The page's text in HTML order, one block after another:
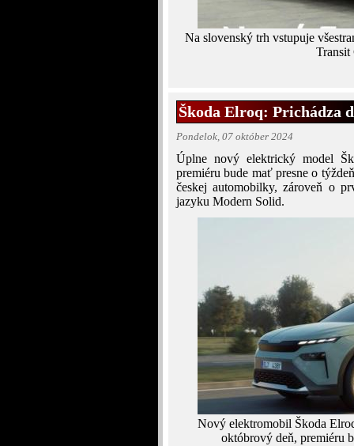
Na slovenský trh vstupuje
Transit
Škoda Elroq: Prichádza
Pondelok, 07 október 2024
Úplne nový elektrický model
premiéru bude mať presne o
českej automobilky, zároveň o
jazyku Modern Solid.
Nový elektromobil Škoda
októbrový deň, premiéru